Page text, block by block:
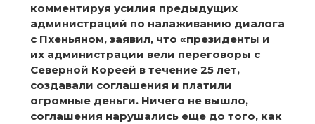
комментируя усилия предыдущих
администраций по налаживанию диалога
с Пхеньяном, заявил, что «президенты и
их администрации вели переговоры с
Северной Кореей в течение 25 лет,
создавали соглашения и платили
огромные деньги. Ничего не вышло,
соглашения нарушались еще до того, как